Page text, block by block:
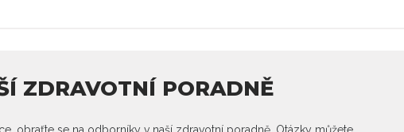
ZDRAVOTNÍ PORADNĚ